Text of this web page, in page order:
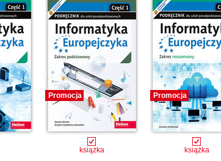
Promocja
książka
Promocja
książka